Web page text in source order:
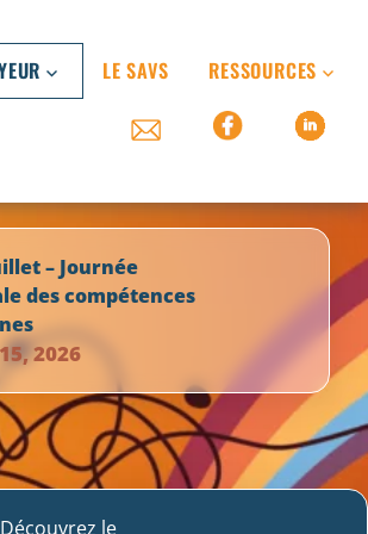
LE SAVS RESSOURCES
– Journée
des compétences
2026
Découvrez le